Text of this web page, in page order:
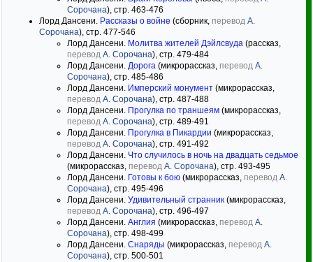
Сорочана), стр. 463-476
Лорд Дансени. Рассказы о войне (сборник, перевод А.
Сорочана), стр. 477-546
Лорд Дансени. Молитва жителей Дэйлсвуда (рассказ,
перевод А. Сорочана), стр. 479-484
Лорд Дансени. Дорога (микрорассказ, перевод А.
Сорочана), стр. 485-486
Лорд Дансени. Имперский монумент (микрорассказ,
перевод А. Сорочана), стр. 487-488
Лорд Дансени. Прогулка по траншеям (микрорассказ,
перевод А. Сорочана), стр. 489-491
Лорд Дансени. Прогулка в Пикардии (микрорассказ,
перевод А. Сорочана), стр. 491-492
Лорд Дансени. Что случилось в ночь на двадцать седьмое
(микрорассказ, перевод А. Сорочана), стр. 493-495
Лорд Дансени. Готовы к бою (микрорассказ, перевод А.
Сорочана), стр. 495-496
Лорд Дансени. Удивительный странник (микрорассказ,
перевод А. Сорочана), стр. 496-497
Лорд Дансени. Англия (микрорассказ, перевод А.
Сорочана), стр. 498-499
Лорд Дансени. Снаряды (микрорассказ, перевод А.
Сорочана), стр. 500-501